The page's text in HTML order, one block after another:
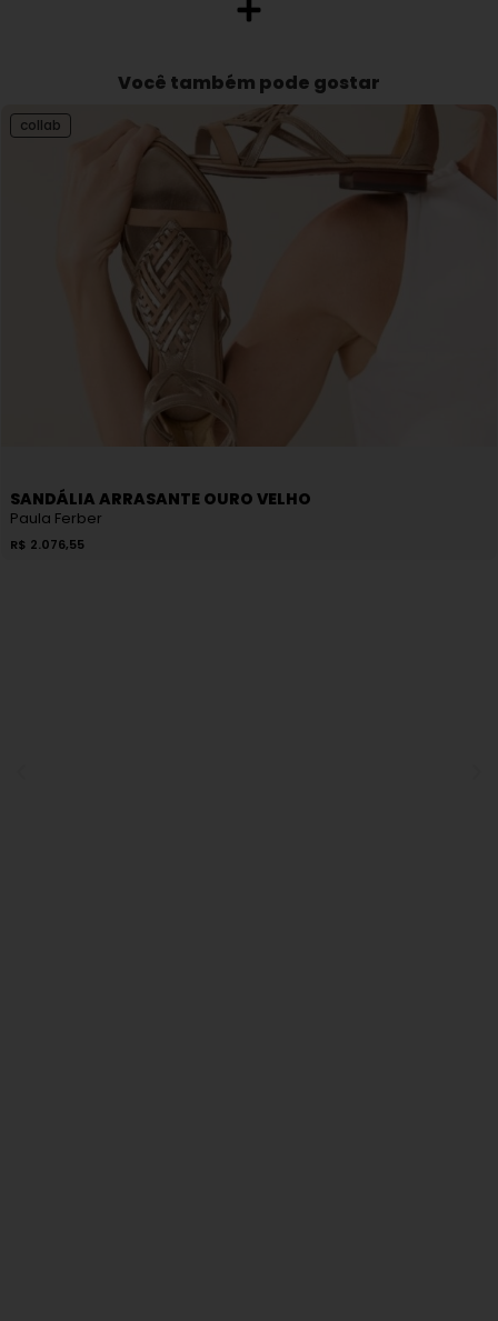
Você também pode gostar
collab
R$ 2.076,55
Paula Ferber
SANDÁLIA ARRASANTE OURO VELHO